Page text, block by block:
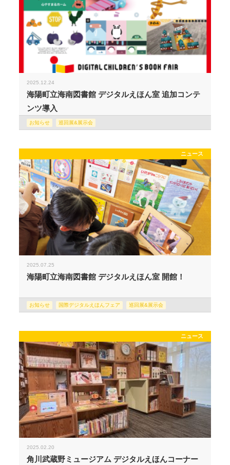
2025.12.24
海陽町立海南図書館 デジタルえほん室 追加コンテ
ンツ導入
お知らせ 巡回展&展示会
ニュース
2025.07.25
海陽町立海南図書館 デジタルえほん室 開館！
お知らせ 国際デジタルえほんフェア 巡回展&展示会
ニュース
2025.02.20
角川武蔵野ミュージアム デジタルえほんコーナー